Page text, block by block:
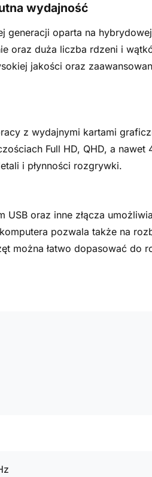
wydajność
generacji oparta na hybrydowej
oraz duża liczba rdzeni i
jakości oraz
z wydajnymi kartami
Full HD, QHD, a nawet
i płynności rozgrywki.
oraz inne złącza
pozwala także na
można łatwo dopasować do